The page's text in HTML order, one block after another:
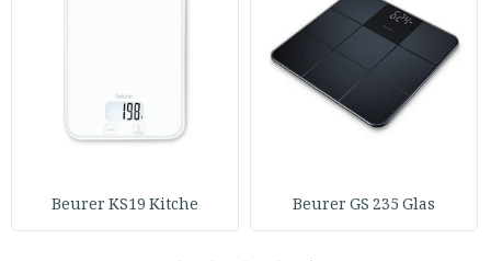
Beurer GS 235 Glas
Beurer KS19 Kitche